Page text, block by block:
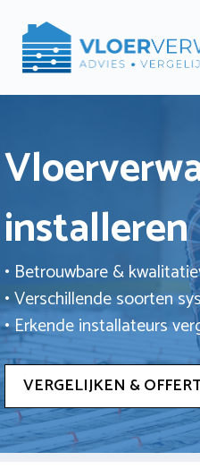
naar
installeren
• Betrouwbare &
• Verschillende soorten
• Erkende installateurs
VERGELIJKEN &